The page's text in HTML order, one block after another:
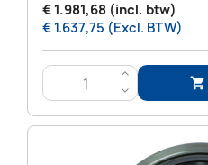
€ 1.981,68 (incl. btw)
€ 1.637,75 (Excl. BTW)
>
<
